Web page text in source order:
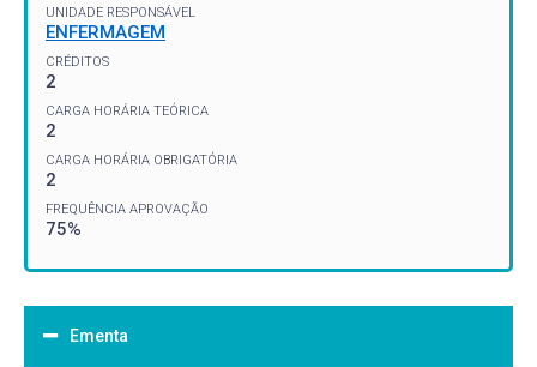
UNIDADE RESPONSÁVEL
ENFERMAGEM
CRÉDITOS
2
CARGA HORÁRIA TEÓRICA
2
CARGA HORÁRIA OBRIGATÓRIA
2
FREQUÊNCIA APROVAÇÃO
75%
Ementa